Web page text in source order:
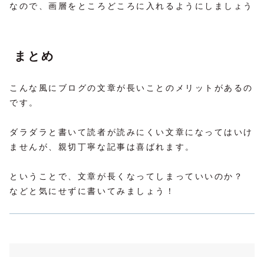
なので、画層をところどころに入れるようにしましょう
まとめ
こんな風にブログの文章が長いことのメリットがあるの
です。
ダラダラと書いて読者が読みにくい文章になってはいけ
ませんが、親切丁寧な記事は喜ばれます。
ということで、文章が長くなってしまっていいのか？
などと気にせずに書いてみましょう！